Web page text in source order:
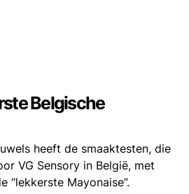
Belgische
heeft de smaaktesten, die
VG Sensory in België, met
“lekkerste Mayonaise”.